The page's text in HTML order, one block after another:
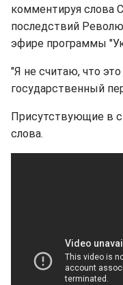
комментируя слова
последствий
эфире программы
"Я не считаю, что
государственный
Присутствующие в
слова.